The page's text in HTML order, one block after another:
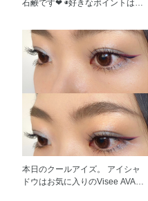
た。 ③フローラノーティス ジル
ンサス オードパルファン 私が持
ってる香水の中で「なんの香水使
ってる？すごくいい匂い！」と聞
かれ率No.1。 メインは温もりの
ある甘い金木犀の香りですが、
その中に爽やかなお花っぽさを足
したような香りですので、 さり
げなく秋以外でもどの季節でも使
える優しい香りです。 付けるだ
けで安らぎます♡ ④ヴィセ ヴィ
セ リシェ インスタント アイブロ
ウ カラー BR-5 恥ずかしい話です
が、 「眉がすごくキレイだよ
石鹸です❤︎ ◉好きなポイントはこ
も、時間がかからずにふわふわク
リーミーな泡が出来ます。 ②モ
コモコの弾力ある泡でお肌にやさ
しく、癒されます。 ③洗い上が
りもしっとりです。 ④コスパ最
高です。 半年前から使い始め、
朝晩使用でやっといよいよ使い切
りです。勿論ストックあります！
◉自分流の使い方！ ①最初に石鹸
に対して水切れが悪いの印象があ
りましたが、100均で写真の「水
切り石鹸置き」で問題が一発解
決！ ②普段は手と泡たちネット
本日のクールアイズ。 アイシャ
ドウはお気に入りのVisee AVANT